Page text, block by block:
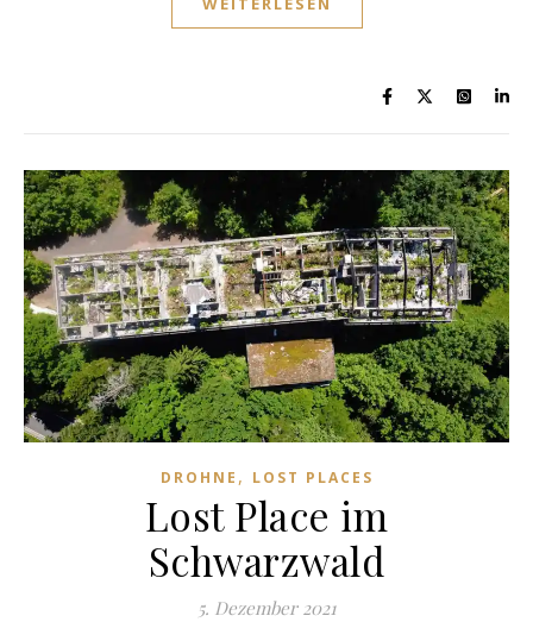
DROHNE , LOST PLACES
Lost Place im
Schwarzwald
5. Dezember 2021